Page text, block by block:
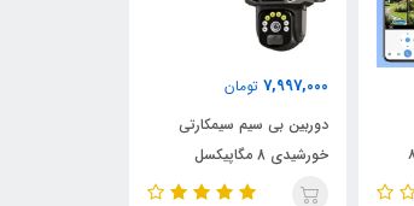
ناموجود
حافظه 64 GB مدل San Disk